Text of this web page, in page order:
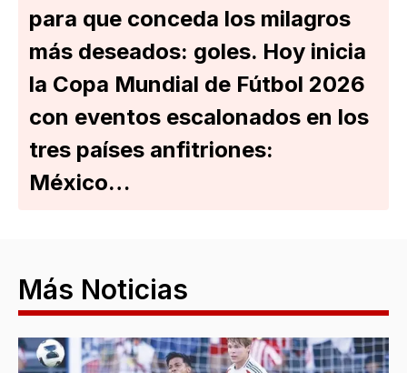
para que conceda los milagros
más deseados: goles. Hoy inicia
la Copa Mundial de Fútbol 2026
con eventos escalonados en los
tres países anfitriones:
México…
Más Noticias